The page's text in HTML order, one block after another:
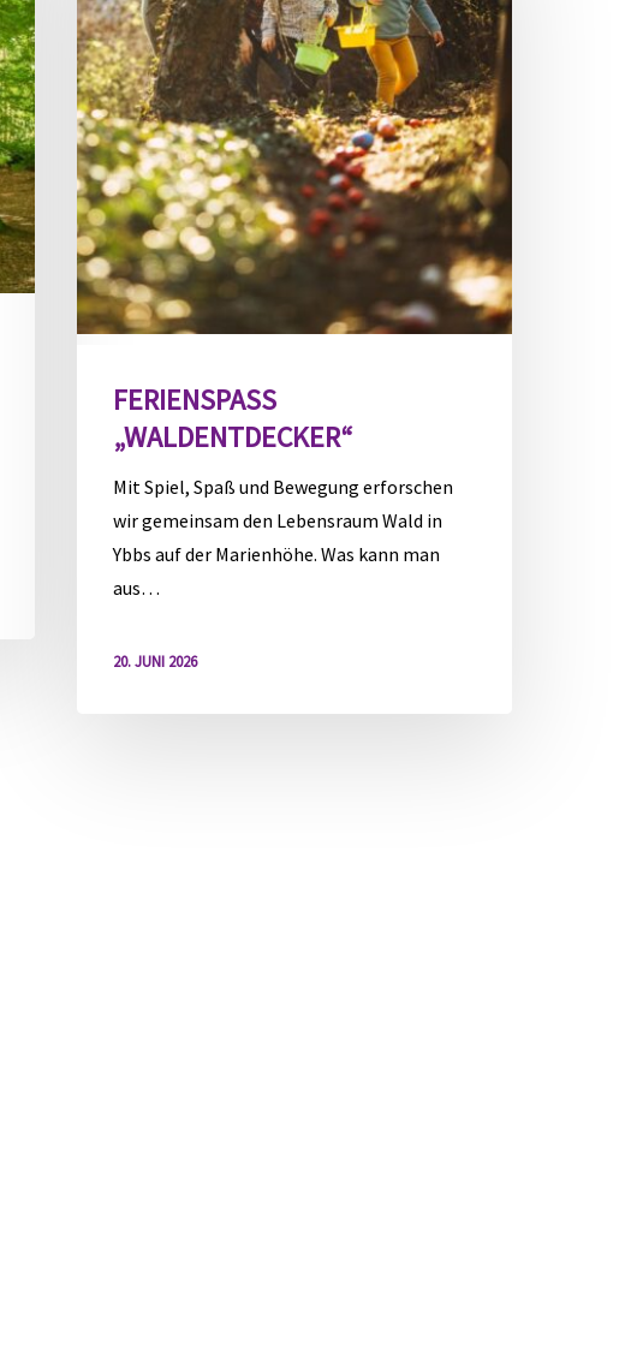
FERIENSPASS „
WALDENTDECKER“
Mit Spiel, Spaß und Bewegung erforschen
wir gemeinsam den Lebensraum Wald in
Ybbs auf der Marienhöhe. Was kann man
aus…
20. JUNI 2026